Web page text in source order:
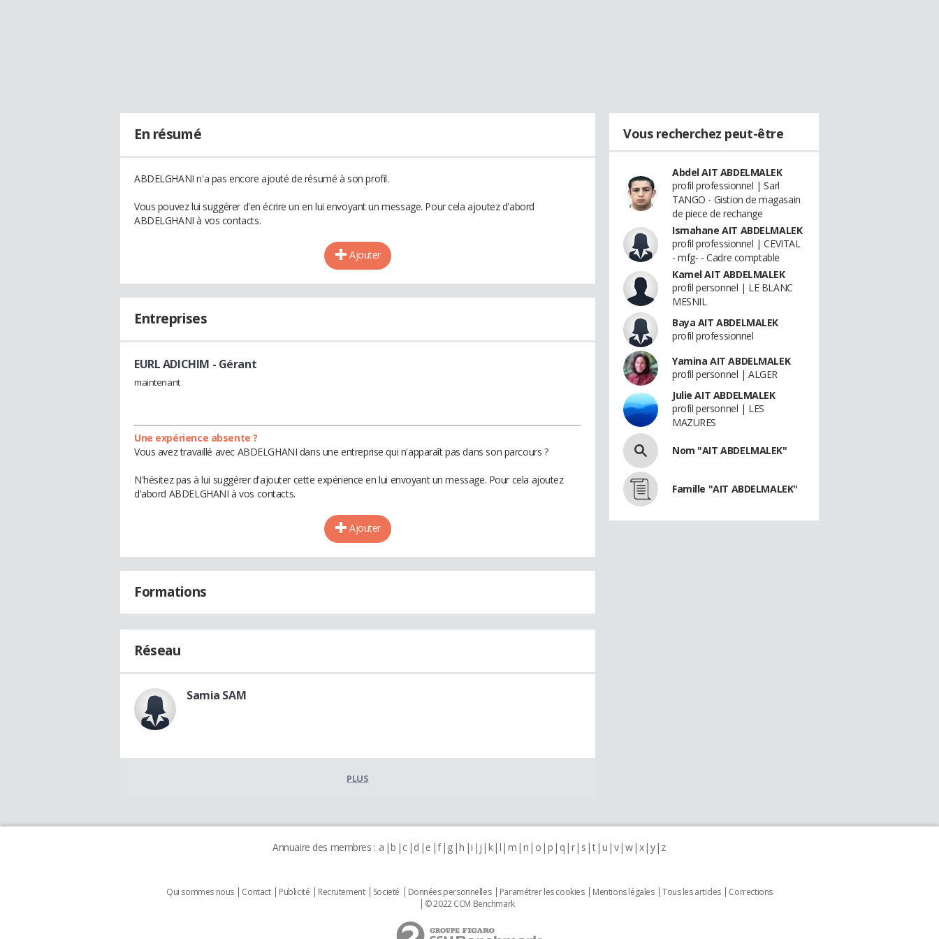
En résumé
ABDELGHANI n'a pas encore ajouté de résumé à son profil.
Vous pouvez lui suggérer d'en écrire un en lui envoyant un message. Pour cela ajoutez d'abord
ABDELGHANI à vos contacts.
Ajouter
Entreprises
EURL ADICHIM - Gérant
maintenant
Une expérience absente ?
Vous avez travaillé avec ABDELGHANI dans une entreprise qui n'apparaît pas dans son parcours ?
N'hésitez pas à lui suggérer d'ajouter cette expérience en lui envoyant un message. Pour cela ajoutez
d'abord ABDELGHANI à vos contacts.
Ajouter
Formations
Réseau
Samia SAM
PLUS
Vous recherchez peut-être
Abdel AIT ABDELMALEK
profil professionnel | Sarl
TANGO - Gistion de magasain
de piece de rechange
Ismahane AIT ABDELMALEK
profil professionnel | CEVITAL
- mfg- - Cadre comptable
Kamel AIT ABDELMALEK
profil personnel | LE BLANC
MESNIL
Baya AIT ABDELMALEK
profil professionnel
Yamina AIT ABDELMALEK
profil personnel | ALGER
Julie AIT ABDELMALEK
profil personnel | LES
MAZURES
Nom "AIT ABDELMALEK"
Famille "AIT ABDELMALEK"
Annuaire des membres : a b c d e f g h i j k l m n o p q r s t u v w x y z
Qui sommes nous Contact Publicité Recrutement Societé Données personnelles Paramétrer les cookies Mentions légales Tous les articles
Corrections
© 2022 CCM Benchmark